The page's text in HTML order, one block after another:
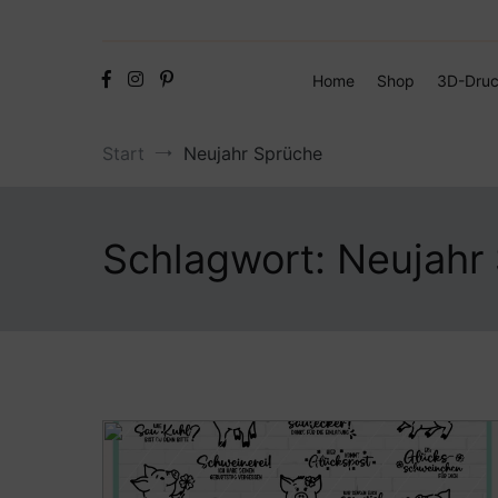
Home
Shop 3D-
Start Neujahr Sprüche
Schlagwort: Neujahr